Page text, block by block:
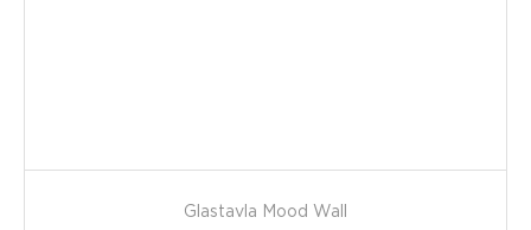
Glastavla Mood Wall